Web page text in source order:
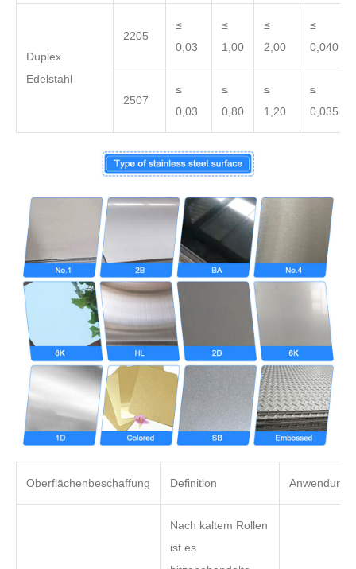
Duplex
Edelstahl
2205
≤
0,03
≤
1,00
≤
2,00
≤
0,040
2507
≤
0,03
≤
0,80
≤
1,20
≤
0,035
Oberflächenbeschaffung Definition Anwendung
Nach kaltem Rollen
ist es